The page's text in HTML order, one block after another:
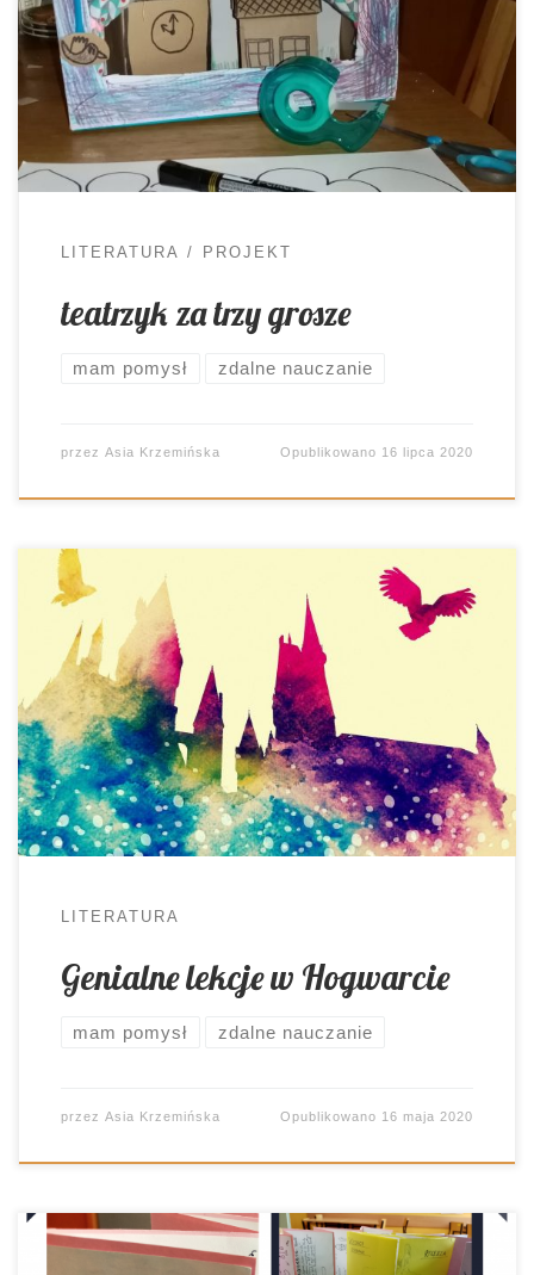
edukacji całkiem niezłe sukcesy. Myślałam o tym,
by taki mieć. Nie udało się. Nie tylko ze względu
na koszty. A tymczasem Panienka… domowy
teatrzyk Moja osobista córka w trakcie izolacji
społecznej niezwykle się rozwinęła. Być […]
LITERATURA PROJEKT
teatrzyk za trzy grosze
mam pomysł zdalne nauczanie
przez Asia Krzemińska Opublikowano 16 lipca 2020
Kiedy pisałam ostatnio o wychodzeniu ze strefy
własnego komfortu, nie dodałam jednej ważnej
informacji. Chyba moja podświadomość
zadecydowała za mnie, bo od rozważań na ten
temat zaczął powstawać pierwotny szkic.
Ostatecznie jednak myśli pobiegły innym torem i
pewien aspekt, myślę, że znaczący, mojej pracy
umknął. Nic jednak straconego, mogę wrócić […]
LITERATURA
Genialne lekcje w Hogwarcie
mam pomysł zdalne nauczanie
przez Asia Krzemińska Opublikowano 16 maja 2020
Nauczycielski świat oszalał na ich punkcie. Proste,